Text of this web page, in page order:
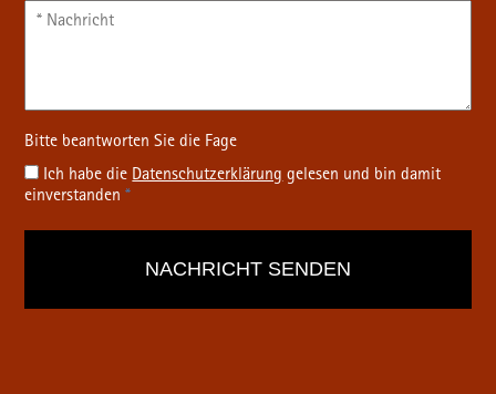
Ich habe die Datenschutz­erklärung gelesen und bin damit
einverstanden*